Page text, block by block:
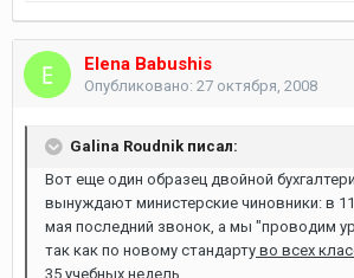
Elena Babushis
Опубликовано: 27 октября, 2008
Galina Roudnik писал:
Вот еще один образец двойной
вынуждают министерские чиновники: в
мая последний звонок, а мы "проводим
так как по новому стандарту во всех
35 учебных недель